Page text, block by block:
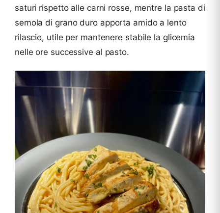
saturi rispetto alle carni rosse, mentre la pasta di
semola di grano duro apporta amido a lento
rilascio, utile per mantenere stabile la glicemia
nelle ore successive al pasto.